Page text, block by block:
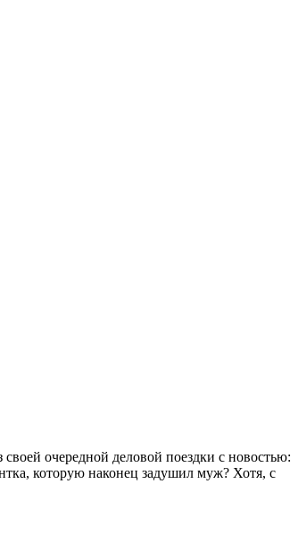
очередной деловой поездки с новостью:
которую наконец задушил муж? Хотя, с